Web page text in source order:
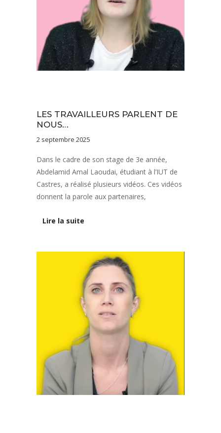
LES TRAVAILLEURS PARLENT DE
NOUS…
2 septembre 2025
Dans le cadre de son stage de 3e année,
Abdelamid Amal Laoudai, étudiant à l’IUT de
Castres, a réalisé plusieurs vidéos. Ces vidéos
donnent la parole aux partenaires,
Lire la suite